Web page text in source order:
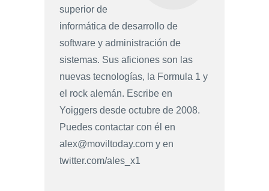
superior de
informática de desarrollo de
software y administración de
sistemas. Sus aficiones son las
nuevas tecnologías, la Formula 1 y
el rock alemán. Escribe en
Yoiggers desde octubre de 2008.
Puedes contactar con él en
alex@moviltoday.com y en
twitter.com/ales_x1